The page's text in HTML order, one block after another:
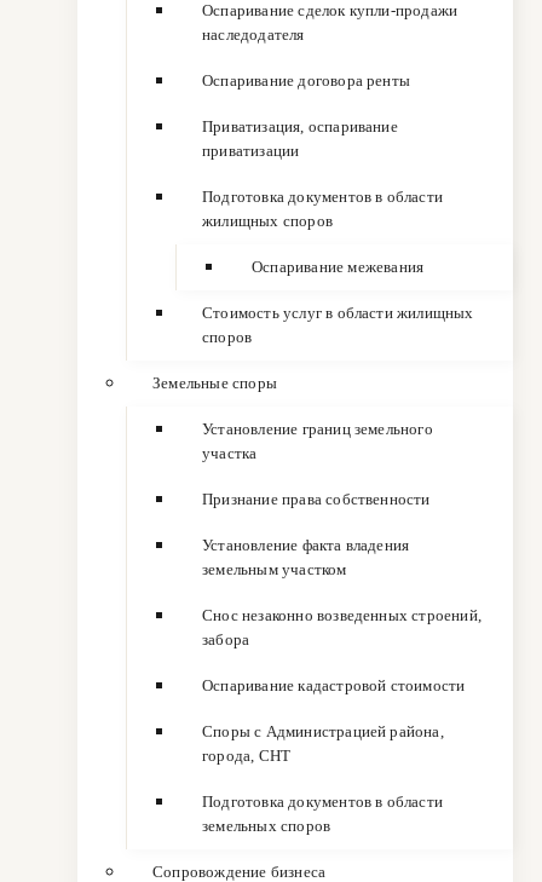
Оспаривание сделок купли-продажи
наследодателя
Оспаривание договора ренты
Приватизация, оспаривание
приватизации
Подготовка документов в области
жилищных споров
Оспаривание межевания
Стоимость услуг в области жилищных
споров
Земельные споры
Установление границ земельного
участка
Признание права собственности
Установление факта владения
земельным участком
Снос незаконно возведенных строений,
забора
Оспаривание кадастровой стоимости
Споры с Администрацией района,
города, СНТ
Подготовка документов в области
земельных споров
Сопровождение бизнеса